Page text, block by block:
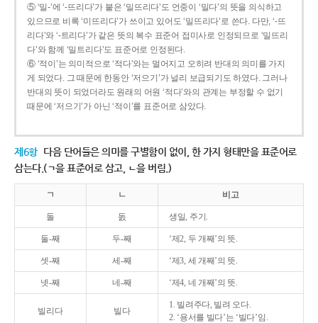
⑤ ‘밀-’에 ‘-뜨리다’가 붙은 ‘밀뜨리다’도 언중이 ‘밀다’의 뜻을 의식하고
있으므로 비록 ‘미뜨리다’가 쓰이고 있어도 ‘밀뜨리다’로 쓴다. 다만, ‘-뜨
리다’와 ‘-트리다’가 같은 뜻의 복수 표준어 접미사로 인정되므로 ‘밀뜨리
다’와 함께 ‘밀트리다’도 표준어로 인정된다.
⑥ ‘적이’는 의미적으로 ‘적다’와는 멀어지고 오히려 반대의 의미를 가지
게 되었다. 그 때문에 한동안 ‘저으기’가 널리 보급되기도 하였다. 그러나
반대의 뜻이 되었더라도 원래의 어원 ‘적다’와의 관계는 부정할 수 없기
때문에 ‘저으기’가 아닌 ‘적이’를 표준어로 삼았다.
제6항 다음 단어들은 의미를 구별함이 없이, 한 가지 형태만을 표준어로
삼는다.(ㄱ을 표준어로 삼고, ㄴ을 버림.)
ㄱ ㄴ 비고
돌 돐 생일, 주기.
둘-째 두-째 ‘제2, 두 개째’의 뜻.
셋-째 세-째 ‘제3, 세 개째’의 뜻.
넷-째 네-째 ‘제4, 네 개째’의 뜻.
빌리다 빌다
1. 빌려주다, 빌려 오다.
2. ‘용서를 빌다’는 ‘빌다’임.